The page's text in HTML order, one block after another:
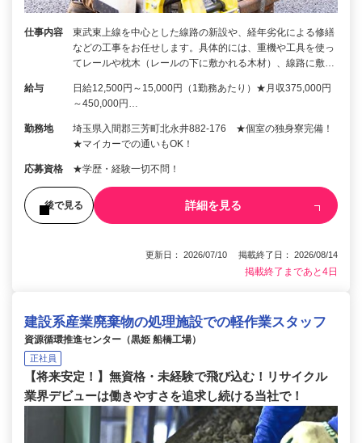
仕事内容
東武東上線を中心とした線路の新設や、経年劣化による修繕
などの工事をお任せします。具体的には、重機や工具を使っ
てレールや枕木（レールの下に敷かれる木材）、線路に敷…
給与
日給12,500円～15,000円（1勤務あたり）★月収375,000円
～450,000円…
勤務地
埼玉県入間郡三芳町北永井882-176 ★個室の独身寮完備！
★マイカーでの通いもOK！
応募資格 ★学歴・経験一切不問！
後で見る 詳細を見る
更新日： 2026/07/10 掲載終了日： 2026/08/14
掲載終了まであと4日
建設系産業廃棄物の処理施設での軽作業スタッフ
資源循環推進センター（黒姫 船橋工場）
正社員
【将来安定！】無資格・未経験で飛び込む！リサイクル
業界デビューは働きやすさを追求し続ける当社で！